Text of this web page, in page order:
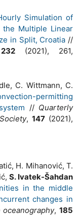
Simulation of
the Multiple Linear
in Split, Croatia //
232 (2021), 261,
C. Wittmann, C.
permitting
// Quarterly
, 147(2021),
H. Mihanović, T.
S. Ivatek-Šahdan
in the middle
changes in
, 185